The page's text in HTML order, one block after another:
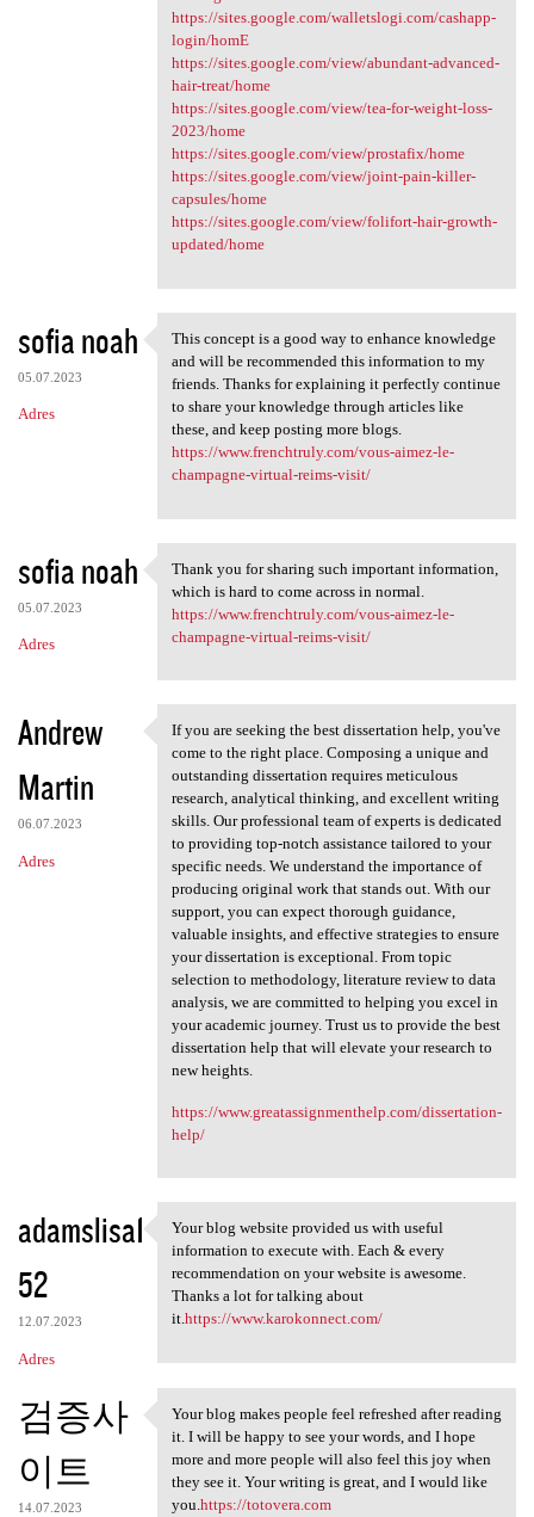
https://sites.google.com/walletslogi.com/cashapp-
login/homE
https://sites.google.com/view/abundant-advanced-
hair-treat/home
https://sites.google.com/view/tea-for-weight-loss-
2023/home
https://sites.google.com/view/prostafix/home
https://sites.google.com/view/joint-pain-killer-
capsules/home
https://sites.google.com/view/folifort-hair-growth-
updated/home
sofia noah
05.07.2023
Adres
This concept is a good way to
This concept is a good way to enhance knowledge
and will be recommended this information to my
friends. Thanks for explaining it perfectly continue
to share your knowledge through articles like
these, and keep posting more blogs.
https://www.frenchtruly.com/vous-aimez-le-
champagne-virtual-reims-visit/
sofia noah
05.07.2023
Adres
Thank you for sharing such
Thank you for sharing such important information,
which is hard to come across in normal.
https://www.frenchtruly.com/vous-aimez-le-
champagne-virtual-reims-visit/
Andrew
Martin
06.07.2023
Adres
If you are seeking the best
If you are seeking the best dissertation help, you've
come to the right place. Composing a unique and
outstanding dissertation requires meticulous
research, analytical thinking, and excellent writing
skills. Our professional team of experts is dedicated
to providing top-notch assistance tailored to your
specific needs. We understand the importance of
producing original work that stands out. With our
support, you can expect thorough guidance,
valuable insights, and effective strategies to ensure
your dissertation is exceptional. From topic
selection to methodology, literature review to data
analysis, we are committed to helping you excel in
your academic journey. Trust us to provide the best
dissertation help that will elevate your research to
new heights.
https://www.greatassignmenthelp.com/dissertation-
help/
adamslisa1
52
12.07.2023
Adres
Your blog website provided us
Your blog website provided us with useful
information to execute with. Each & every
recommendation on your website is awesome.
Thanks a lot for talking about
it.https://www.karokonnect.com/
검증사
이트
14.07.2023
Your blog makes people feel
Your blog makes people feel refreshed after reading
it. I will be happy to see your words, and I hope
more and more people will also feel this joy when
they see it. Your writing is great, and I would like
you.https://totovera.com